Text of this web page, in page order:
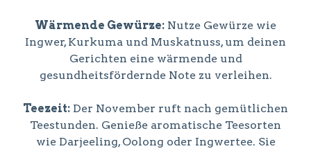
Wärmende Gewürze: Nutze Gewürze wie
Ingwer, Kurkuma und Muskatnuss, um deinen
Gerichten eine wärmende und
gesundheitsfördernde Note zu verleihen.
Teezeit: Der November ruft nach gemütlichen
Teestunden. Genieße aromatische Teesorten
wie Darjeeling, Oolong oder Ingwertee. Sie